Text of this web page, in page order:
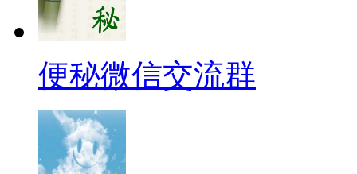
便秘微信交流群